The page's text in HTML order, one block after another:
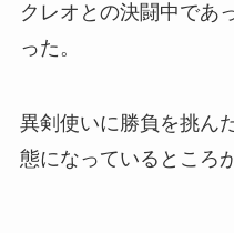
クレオとの決闘中であ
った。
異剣使いに勝負を挑ん
態になっているところ